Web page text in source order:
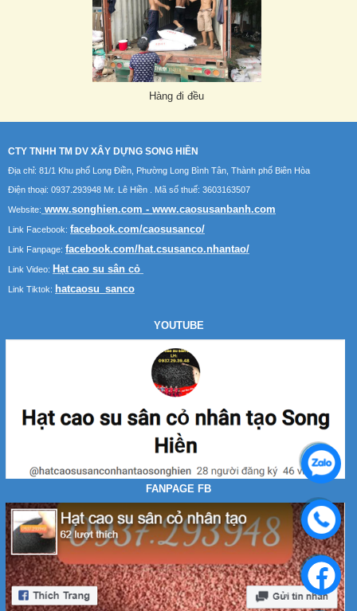
Hàng đi đều
CTY TNHH TM DV XÂY DỰNG SONG HIỀN
Địa chỉ: 81/1 Khu phố Long Điền, Phường Long Bình Tân, Thành phố Biên Hòa
Điện thoại: 0937.293948 Mr. Lê Hiền . Mã số thuế: 3603163507
Website: www.songhien.com - www.caosusanbanh.com
Link Facebook: facebook.com/caosusanco/
Link Fanpage: facebook.com/hat.csusanco.nhantao/
Link Video: Hạt cao su sân cỏ
Link Tiktok: hatcaosu_sanco
YOUTUBE
FANPAGE FB